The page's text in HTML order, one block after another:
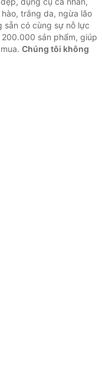
trắng da, ngừa lão
sẵn có cùng sự nỗ lực
sản phẩm, giúp
Chúng tôi không